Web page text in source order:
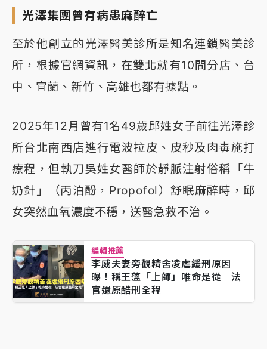
光澤集團曾有病患麻醉亡
至於他創立的光澤醫美診所是知名連鎖醫美診
所，根據官網資訊，在雙北就有10間分店、台
中、宜蘭、新竹、高雄也都有據點。
2025年12月曾有1名49歲邱姓女子前往光澤診
所台北南西店進行電波拉皮、皮秒及肉毒施打
療程，但執刀吳姓女醫師於靜脈注射俗稱「牛
奶針」（丙泊酚，Propofol）舒眠麻醉時，邱
女突然血氧濃度不穩，送醫急救不治。
編輯推薦
李威夫妻旁觀精舍凌虐緩刑原因
曝！稱王薀「上師」唯命是從 法
官還原酷刑全程